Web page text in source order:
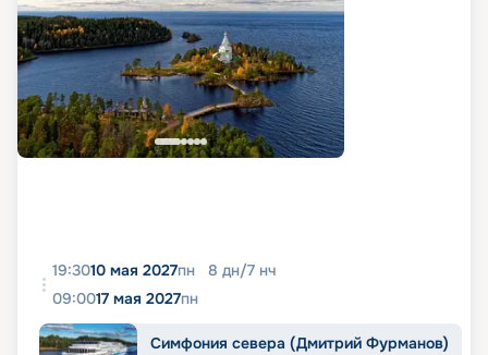
19:3010 мая 2027пн 8 дн/7 нч
09:0017 мая 2027пн
Симфония севера (Дмитрий Фурманов)